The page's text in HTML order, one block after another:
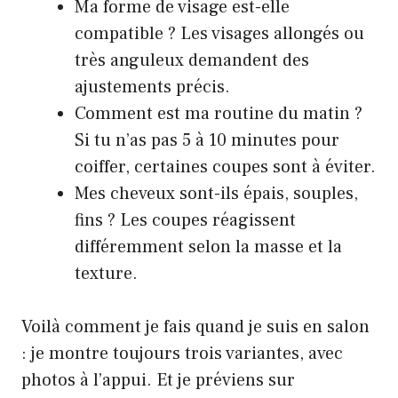
Ma forme de visage est-elle
compatible ? Les visages allongés ou
très anguleux demandent des
ajustements précis.
Comment est ma routine du matin ?
Si tu n’as pas 5 à 10 minutes pour
coiffer, certaines coupes sont à éviter.
Mes cheveux sont-ils épais, souples,
fins ? Les coupes réagissent
différemment selon la masse et la
texture.
Voilà comment je fais quand je suis en salon
: je montre toujours trois variantes, avec
photos à l’appui. Et je préviens sur